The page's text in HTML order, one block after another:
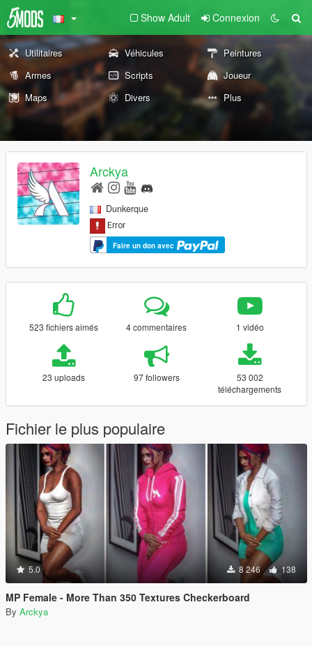
Show Adult Connexion
Utilitaires Véhicules
Peintures
Armes
Scripts
Joueur
Maps
Divers Plus
Arckya
Dunkerque
Faire un don avec
523 fichiers aimés 4 commentaires 1 vidéo
23 uploads 97 followers
53 002
téléchargements
Fichier le plus populaire
5.0 8 246 138
MP Female - More Than 350 Textures Checkerboard
By Arckya